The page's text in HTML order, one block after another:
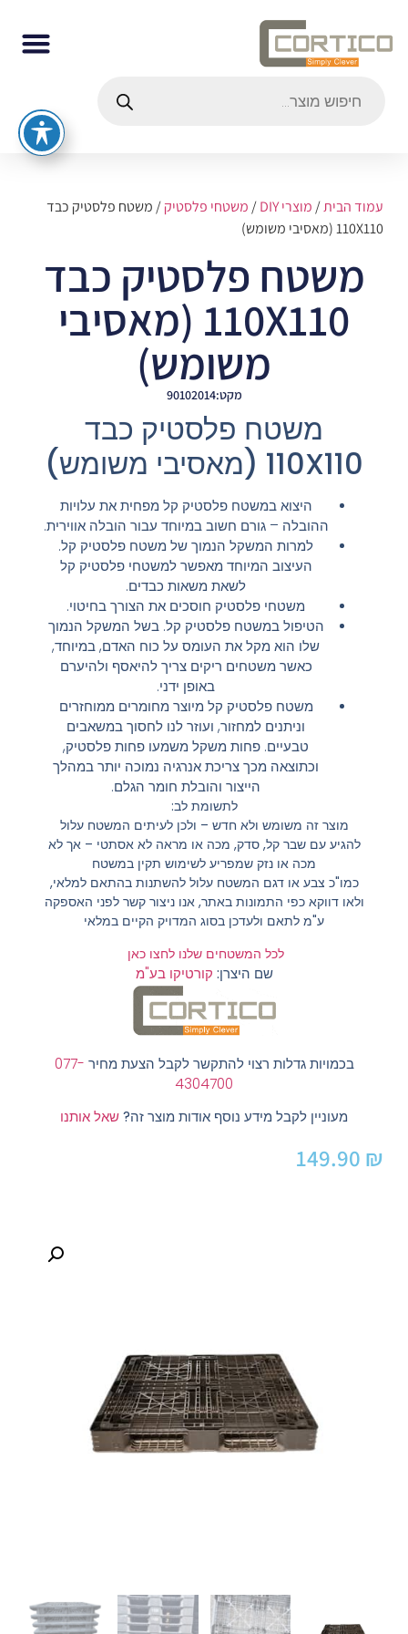
עמוד הבית/מוצרי DIY /משטחי פלסטיק/ משטח פלסטיק כבד
110X110 (מאסיבי משומש)
משטח פלסטיק כבד
110X110 (מאסיבי
משומש)
מקט:90102014
משטח פלסטיק כבד
110X110 (מאסיבי משומש)
היצוא במשטח פלסטיק קל מפחית את עלויות
ההובלה – גורם חשוב במיוחד עבור הובלה אווירית.
למרות המשקל הנמוך של משטח פלסטיק קל.
העיצוב המיוחד מאפשר למשטחי פלסטיק קל
לשאת משאות כבדים.
משטחי פלסטיק חוסכים את הצורך בחיטוי.
הטיפול במשטח פלסטיק קל. בשל המשקל הנמוך
שלו הוא מקל את העומס על כוח האדם, במיוחד,
כאשר משטחים ריקים צריך להיאסף ולהיערם
באופן ידני.
משטח פלסטיק קל מיוצר מחומרים ממוחזרים
וניתנים למחזור, ועוזר לנו לחסוך במשאבים
טבעיים. פחות משקל משמעו פחות פלסטיק,
וכתוצאה מכך צריכת אנרגיה נמוכה יותר במהלך
הייצור והובלת חומר הגלם.
לתשומת לב:
מוצר זה משומש ולא חדש – ולכן לעיתים המשטח עלול
להגיע עם שבר קל, סדק, מכה או מראה לא אסתטי – אך לא
מכה או נזק שמפריע לשימוש תקין במשטח
כמו"כ צבע או דגם המשטח עלול להשתנות בהתאם למלאי,
ולאו דווקא כפי התמונות באתר, אנו ניצור קשר לפני האספקה
ע"מ לתאם ולעדכן בסוג המדויק הקיים במלאי
לכל המשטחים שלנו לחצו כאן
שם היצרן: קורטיקו בע"מ
בכמויות גדלות רצוי להתקשר לקבל הצעת מחיר 077-
4304700
מעוניין לקבל מידע נוסף אודות מוצר זה?שאל אותנו
149.90 ₪